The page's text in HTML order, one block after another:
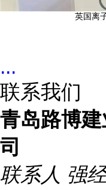
英国离
...
联系我们
青岛路博
司
联系人 强